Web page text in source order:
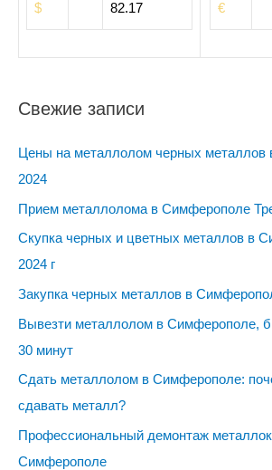
$ 82.17 €
Свежие записи
Цены на металлолом черных
2024
Прием металлолома в Симферополе
Скупка черных и цветных металлов в
2024 г
Закупка черных металлов в
Вывезти металлолом в Симферополе,
30 минут
Сдать металлолом в Симферополе:
сдавать металл?
Профессиональный демонтаж
Симферополе